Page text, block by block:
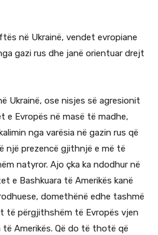
në Ukrainë, vendet evropiane
gazi rus dhe janë orientuar drejt
Ukrainë, ose nisjes së agresionit
e Evropës në masë të madhe,
nga varësia në gazin rus që
një prezencë gjithnjë e më të
natyror. Ajo çka ka ndodhur në
e Bashkuara të Amerikës kanë
domethënë edhe tashmë
të përgjithshëm të Evropës vjen
Amerikës. Që do të thotë që